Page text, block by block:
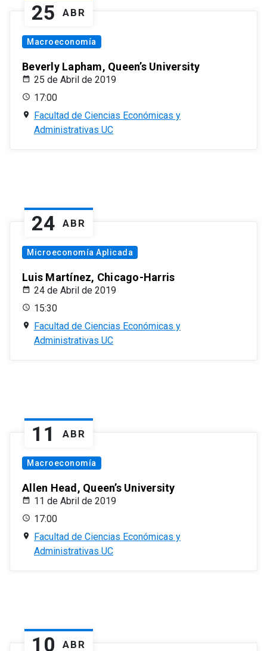
25 ABR
Macroeconomía
Beverly Lapham, Queen’s University
25 de Abril de 2019
17:00
Facultad de Ciencias Económicas y
Administrativas UC
24 ABR
Microeconomía Aplicada
Luis Martínez, Chicago-Harris
24 de Abril de 2019
15:30
Facultad de Ciencias Económicas y
Administrativas UC
11 ABR
Macroeconomía
Allen Head, Queen’s University
11 de Abril de 2019
17:00
Facultad de Ciencias Económicas y
Administrativas UC
10 ABR